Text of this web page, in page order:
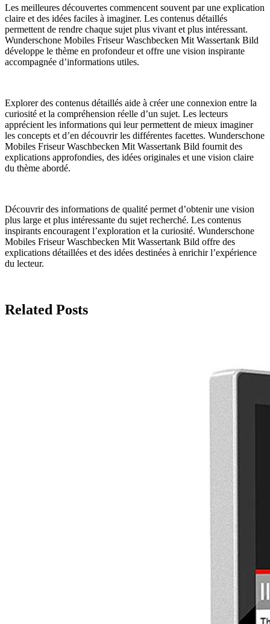
Les meilleures découvertes commencent souvent par une explication
claire et des idées faciles à imaginer. Les contenus détaillés
permettent de rendre chaque sujet plus vivant et plus intéressant.
Wunderschone Mobiles Friseur Waschbecken Mit Wassertank Bild
développe le thème en profondeur et offre une vision inspirante
accompagnée d’informations utiles.
Explorer des contenus détaillés aide à créer une connexion entre la
curiosité et la compréhension réelle d’un sujet. Les lecteurs
apprécient les informations qui leur permettent de mieux imaginer
les concepts et d’en découvrir les différentes facettes. Wunderschone
Mobiles Friseur Waschbecken Mit Wassertank Bild fournit des
explications approfondies, des idées originales et une vision claire
du thème abordé.
Découvrir des informations de qualité permet d’obtenir une vision
plus large et plus intéressante du sujet recherché. Les contenus
inspirants encouragent l’exploration et la curiosité. Wunderschone
Mobiles Friseur Waschbecken Mit Wassertank Bild offre des
explications détaillées et des idées destinées à enrichir l’expérience
du lecteur.
Related Posts